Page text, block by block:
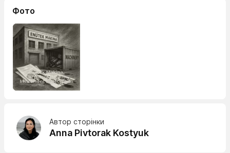
Фото
Автор сторінки
Anna Pivtorak Kostyuk